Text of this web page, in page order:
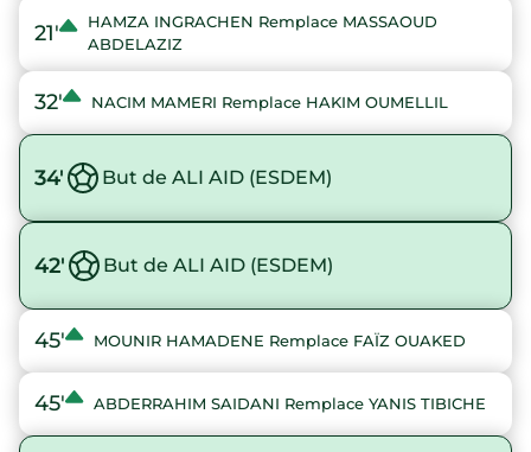
21'
HAMZA INGRACHEN Remplace MASSAOUD
ABDELAZIZ
32' NACIM MAMERI Remplace HAKIM OUMELLIL
34' But de ALI AID (ESDEM)
42' But de ALI AID (ESDEM)
45' MOUNIR HAMADENE Remplace FAÏZ OUAKED
45' ABDERRAHIM SAIDANI Remplace YANIS TIBICHE